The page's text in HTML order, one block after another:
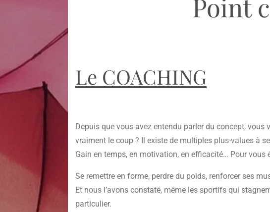
Point
Le COACHING
Depuis que vous avez entendu parler du concept,
vraiment le coup ? Il existe de multiples plus-values à
Gain en temps, en motivation, en efficacité… Pour
Se remettre en forme, perdre du poids, renforcer ses
Et nous l’avons constaté, même les sportifs qui
particulier.